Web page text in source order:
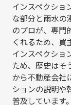
インスペクショ
な部分と雨水の
のプロが、専門
くれるため、買
インスペクショ
ため、歴史はそ
から不動産会社
ションの説明や
普及しています。